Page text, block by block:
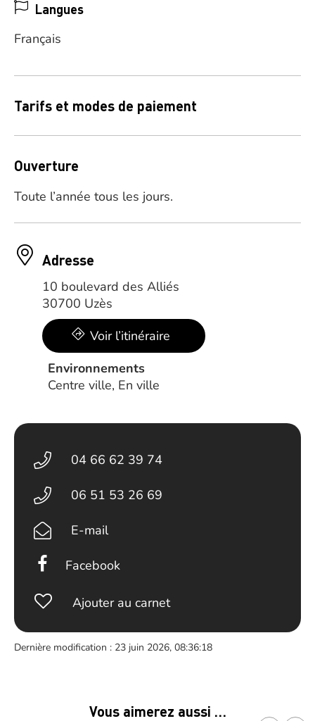
Langues
Français
Tarifs et modes de paiement
Ouverture
Toute l’année tous les jours.
Adresse
10 boulevard des Alliés
30700 Uzès
Voir l’itinéraire
Environnements
Centre ville, En ville
04 66 62 39 74
06 51 53 26 69
E-mail
Facebook
Ajouter au carnet
Dernière modification : 23 juin 2026, 08:36:18
Vous aimerez aussi …